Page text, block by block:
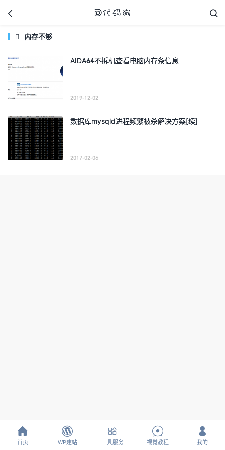

 
 内存不够
AIDA64不拆机查看电脑内存条信息
2019-12-02
数据库mysqld进程频繁被杀解决方案[续]
2017-02-06

首页

WP建站

工具服务

视觉教程

我的